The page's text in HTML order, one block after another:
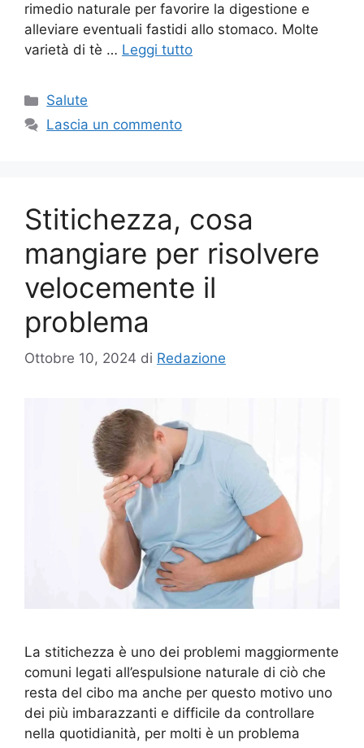
rimedio naturale per favorire la digestione e
alleviare eventuali fastidi allo stomaco. Molte
varietà di tè … Leggi tutto
Categorie
Salute
Lascia un commento
Stitichezza, cosa
mangiare per risolvere
velocemente il
problema
Ottobre 10, 2024 di Redazione
La stitichezza è uno dei problemi maggiormente
comuni legati all’espulsione naturale di ciò che
resta del cibo ma anche per questo motivo uno
dei più imbarazzanti e difficile da controllare
nella quotidianità, per molti è un problema